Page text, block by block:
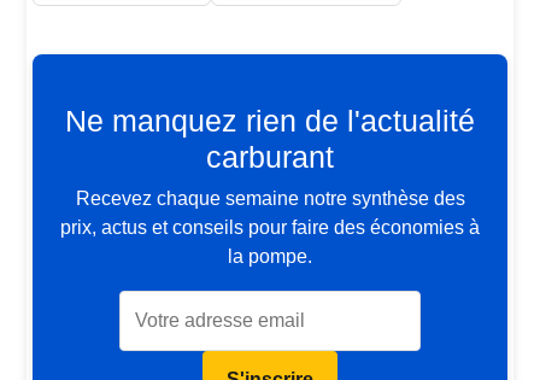
Ne manquez rien de l'actualité
carburant
Recevez chaque semaine notre synthèse des
prix, actus et conseils pour faire des économies à
la pompe.